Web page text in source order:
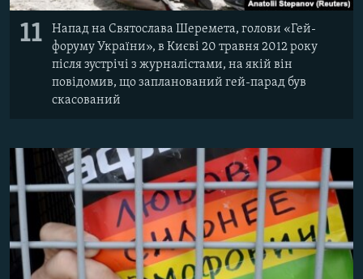
11
Напад на Святослава Шеремета, голови «Гей-
форуму України», в Києві 20 травня 2012 року
після зустрічі з журналістами, на якій він
повідомив, що запланований гей-парад був
скасований